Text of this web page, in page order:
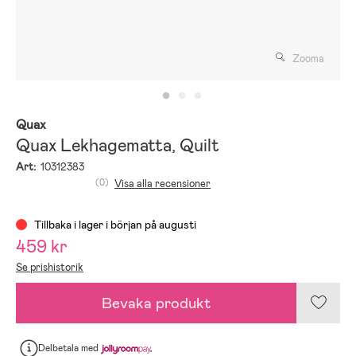
Zooma
Quax
Quax Lekhagematta, Quilt
Art: 10312383
(0) Visa alla recensioner
Tillbaka i lager i början på augusti
459 kr
Se prishistorik
Bevaka produkt
Delbetalamed